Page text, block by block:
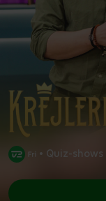
• Quiz-shows